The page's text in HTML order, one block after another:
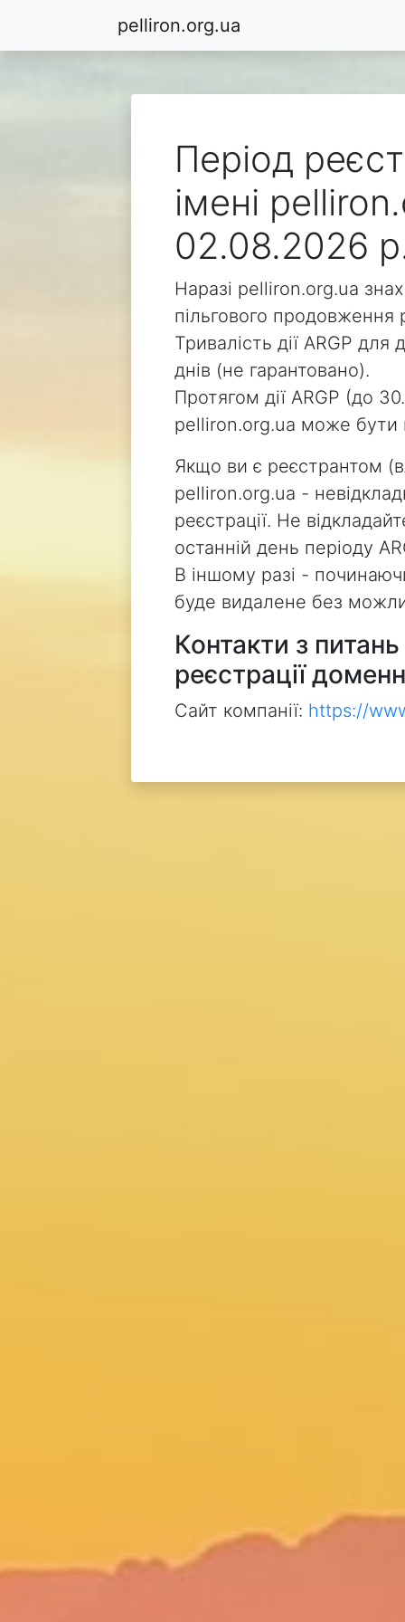
pelliron.org.ua
Період
імені
02.08.2026
Наразі pelliron.org.ua
пільгового продовження
Тривалість дії ARGP
днів (не гарантовано).
Протягом дії ARGP (до
pelliron.org.ua може бути
Якщо ви є реєстрантом
pelliron.org.ua -
реєстрації. Не
останній день періоду
В іншому разі -
буде видалене без
Контакти з
реєстрації
Сайт компанії: https://